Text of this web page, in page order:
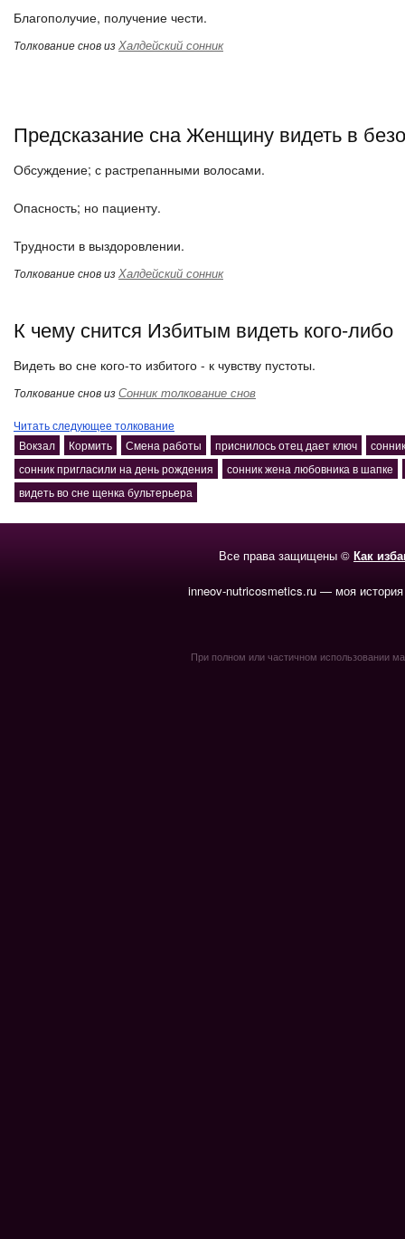
Благополучие, получение чести.
Толкование снов изХалдейский сонник
Предсказание сна Женщину видеть в
Обсуждение; с растрепанными волосами.
Опасность; но пациенту.
Трудности в выздоровлении.
Толкование снов изХалдейский сонник
К чему снится Избитым видеть кого-либо
Видеть во сне кого-то избитого - к чувству пустоты.
Толкование снов изСонник толкование снов
Читать следующее толкование
Вокзал
Кормить Смена работы приснилось отец дает ключ
сонник пригласили на день рождения
сонник жена любовника в шапке
видеть во сне щенка бультерьера
Все права защищены © Как
inneov-nutricosmetics.ru — моя
При полном или частичном использовании